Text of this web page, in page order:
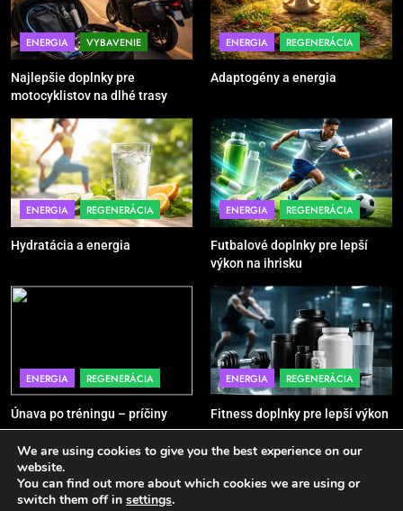
4
TRX systém pre funkčný tréning
VYBAVENIE
5
Ako vybrať basketbalovú loptu a
obuv správne
POMÔCKY VYBAVENIE
6
Ako kombinovať rôzne tréningové
pomôcky
VYBAVENIE
7
Pomôcky na cvičenie brucha
POMÔCKY VYBAVENIE
8
Najlepšie doplnky pre
ENERGIA VYBAVENIE
Najlepšie doplnky pre
motocyklistov na dlhé trasy
ENERGIA REGENERÁCIA
Adaptogény a energia
ENERGIA REGENERÁCIA
Hydratácia a energia
ENERGIA REGENERÁCIA
Futbalové doplnky pre lepší
výkon na ihrisku
ENERGIA REGENERÁCIA
Únava po tréningu – príčiny
ENERGIA REGENERÁCIA
Fitness doplnky pre lepší výkon
Sport - Active 2026. Powered By BlazeThemes
We are using cookies to give you the best experience on our
website.
You can find out more about which cookies we are using or
switch them off in settings.